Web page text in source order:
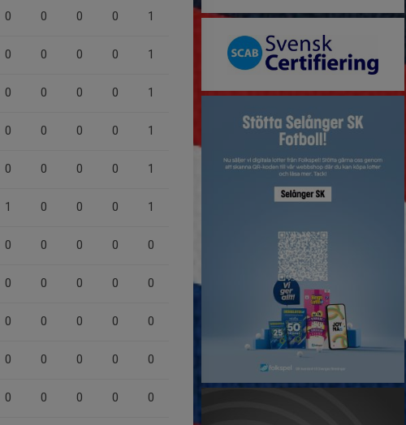
0 0 0 0 1
0 0 0 0 1
0 0 0 0 1
0 0 0 0 1
0 0 0 0 1
1 0 0 0 1
0 0 0 0 0
0 0 0 0 0
0 0 0 0 0
0 0 0 0 0
0 0 0 0 0